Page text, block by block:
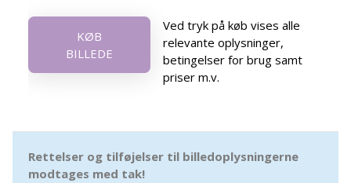
KØB
BILLEDE
Ved tryk på køb vises alle
relevante oplysninger,
betingelser for brug samt
priser m.v.
Rettelser og tilføjelser til billedoplysningerne
modtages med tak!